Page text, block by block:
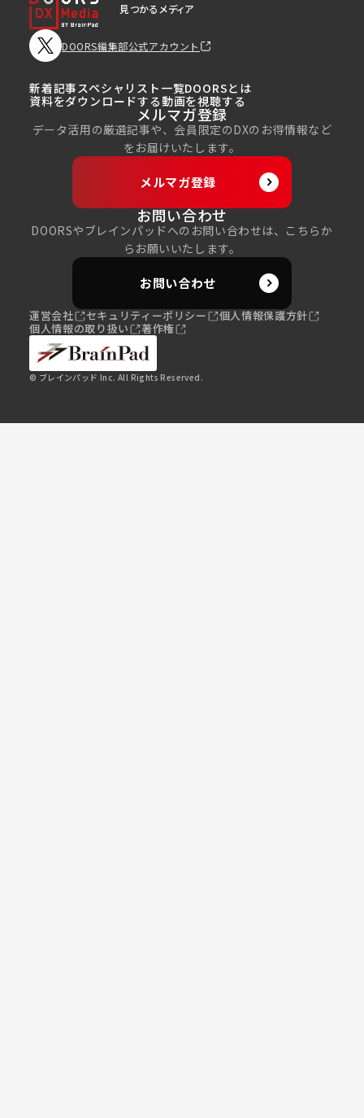
見つかるメディア
DOORS編集部公式アカウント
新着記事スペシャリスト一覧DOORSとは
資料をダウンロードする動画を視聴する
メルマガ登録
データ活用の厳選記事や、会員限定のDXのお得情報など
をお届けいたします。
メルマガ登録
お問い合わせ
DOORSやブレインパッドへのお問い合わせは、こちらか
らお願いいたします。
お問い合わせ
運営会社 セキュリティーポリシー
個人情報保護方針
個人情報の取り扱い
著作権
© ブレインパッド Inc. All Rights Reserved.